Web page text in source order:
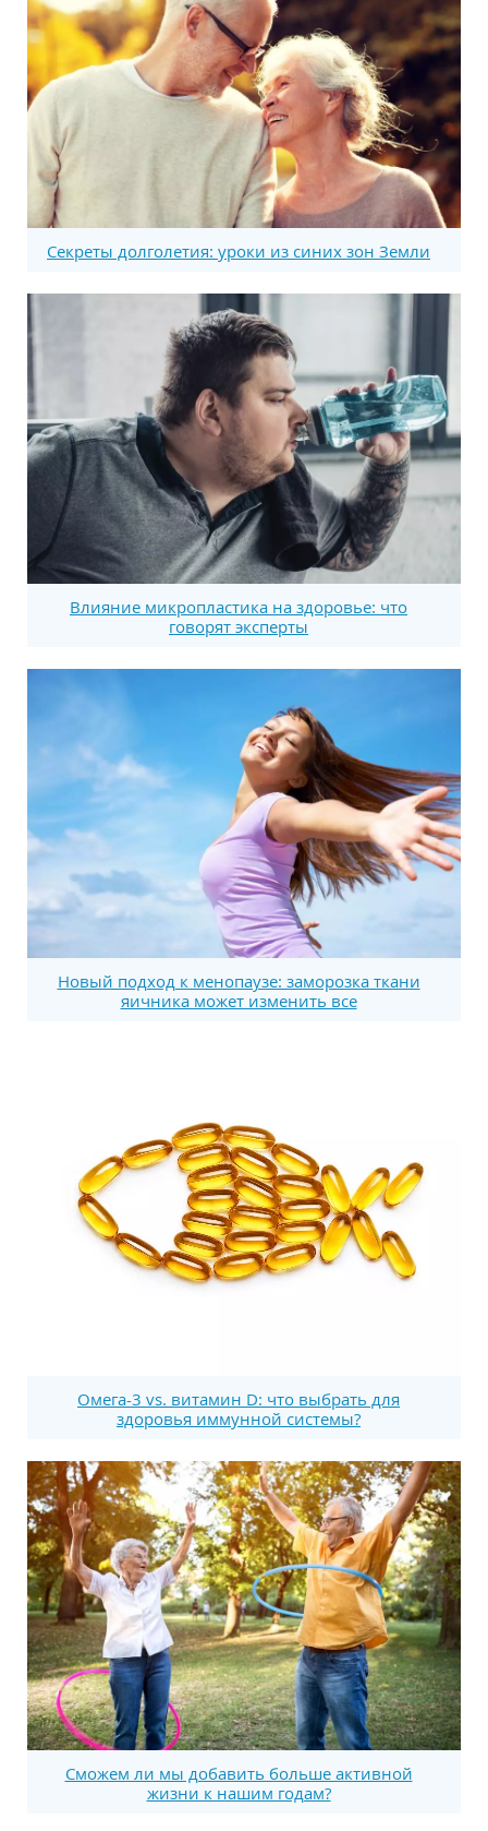
Секреты долголетия: уроки из синих зон Земли
Влияние микропластика на здоровье: что
говорят эксперты
Новый подход к менопаузе: заморозка ткани
яичника может изменить все
Омега-3 vs. витамин D: что выбрать для
здоровья иммунной системы?
Сможем ли мы добавить больше активной
жизни к нашим годам?